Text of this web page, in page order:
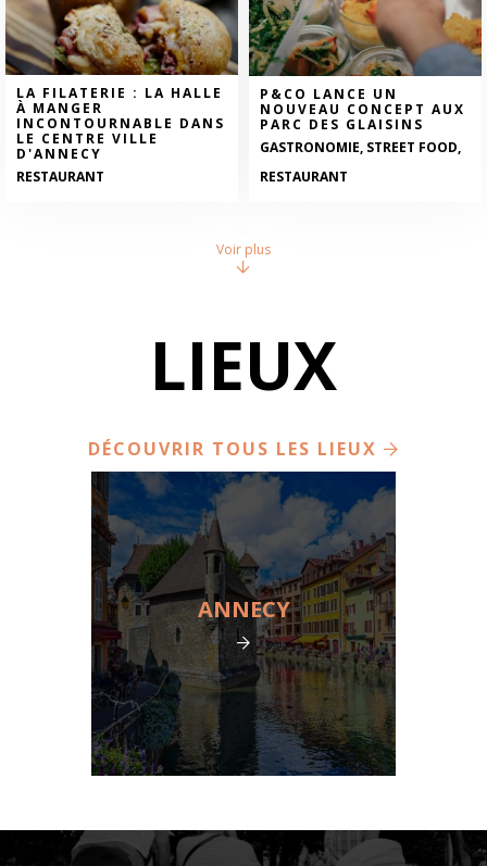
LA FILATERIE : LA HALLE
À MANGER
INCONTOURNABLE DANS
LE CENTRE VILLE
D'ANNECY
RESTAURANT
P&CO LANCE UN
NOUVEAU CONCEPT AUX
PARC DES GLAISINS
GASTRONOMIE, STREET FOOD,
RESTAURANT
Voir plus
LIEUX
DÉCOUVRIR TOUS LES LIEUX
ANNECY